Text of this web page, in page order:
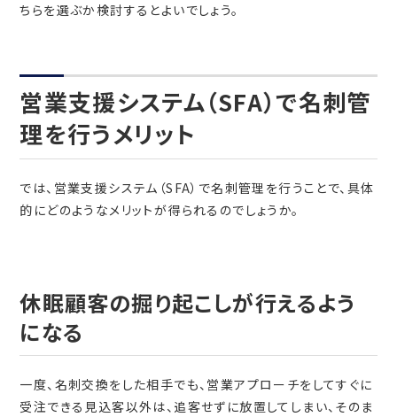
ちらを選ぶか検討するとよいでしょう。
営業支援システム（SFA）で名刺管
理を行うメリット
では、営業支援システム（SFA）で名刺管理を行うことで、具体
的にどのようなメリットが得られるのでしょうか。
休眠顧客の掘り起こしが行えるよう
になる
一度、名刺交換をした相手でも、営業アプローチをしてすぐに
受注できる見込客以外は、追客せずに放置してしまい、そのま